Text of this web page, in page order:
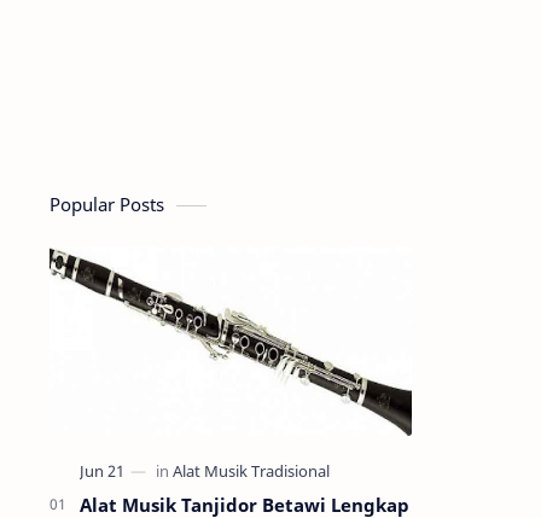
Popular Posts
Alat Musik Tanjidor Betawi Lengkap